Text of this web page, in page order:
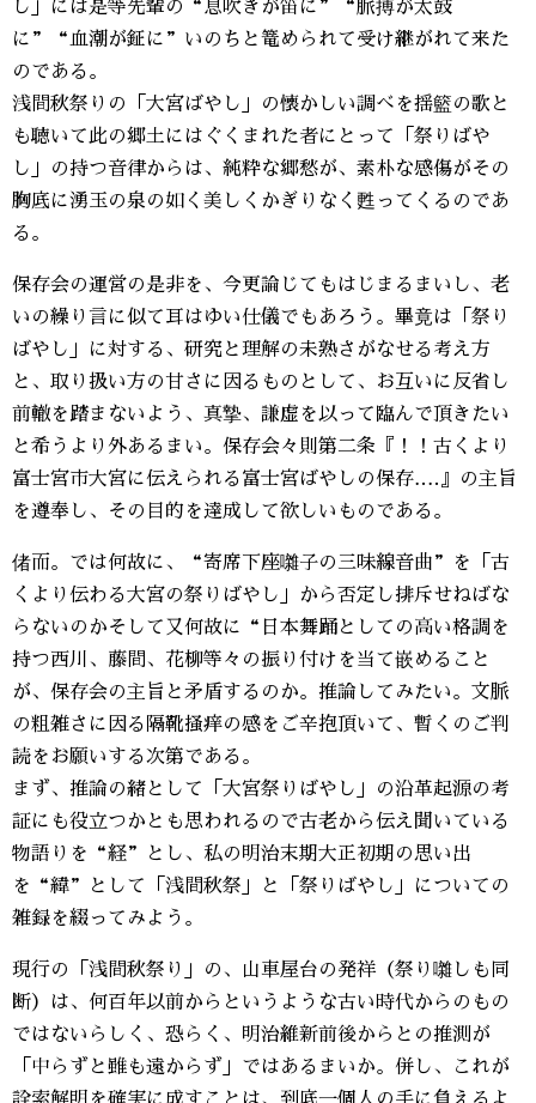
し」には是等先輩の“息吹きが笛に”“脈搏が太鼓
に”“血潮が鉦に”いのちと篭められて受け継がれて来た
のである。
浅間秋祭りの「大宮ばやし」の懐かしい調べを揺籃の歌と
も聴いて此の郷土にはぐくまれた者にとって「祭りばや
し」の持つ音律からは、純粋な郷愁が、素朴な感傷がその
胸底に湧玉の泉の如く美しくかぎりなく甦ってくるのであ
る。
保存会の運営の是非を、今更論じてもはじまるまいし、老
いの繰り言に似て耳はゆい仕儀でもあろう。畢竟は「祭り
ばやし」に対する、研究と理解の未熟さがなせる考え方
と、取り扱い方の甘さに因るものとして、お互いに反省し
前轍を踏まないよう、真摯、謙虚を以って臨んで頂きたい
と希うより外あるまい。保存会々則第二条『！！古くより
富士宮市大宮に伝えられる富士宮ばやしの保存‥‥』の主旨
を遵奉し、その目的を達成して欲しいものである。
偖而。では何故に、“寄席下座囃子の三味線音曲”を「古
くより伝わる大宮の祭りばやし」から否定し排斥せねばな
らないのかそして又何故に“日本舞踊としての高い格調を
持つ西川、藤間、花柳等々の振り付けを当て嵌めること
が、保存会の主旨と矛盾するのか。推論してみたい。文脈
の粗雑さに因る隔靴掻痒の感をご辛抱頂いて、暫くのご判
読をお願いする次第である。
まず、推論の緒として「大宮祭りばやし」の沿革起源の考
証にも役立つかとも思われるので古老から伝え聞いている
物語りを“経”とし、私の明治末期大正初期の思い出
を“緯”として「浅間秋祭」と「祭りばやし」についての
雑録を綴ってみよう。
現行の「浅間秋祭り」の、山車屋台の発祥（祭り囃しも同
断）は、何百年以前からというような古い時代からのもの
ではないらしく、恐らく、明治維新前後からとの推測が
「中らずと雖も遠からず」ではあるまいか。併し、これが